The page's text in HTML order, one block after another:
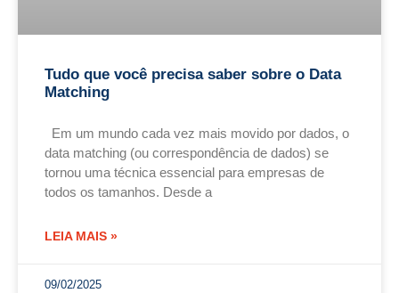
Tudo que você precisa saber sobre o Data
Matching
Em um mundo cada vez mais movido por dados, o
data matching (ou correspondência de dados) se
tornou uma técnica essencial para empresas de
todos os tamanhos. Desde a
LEIA MAIS »
09/02/2025